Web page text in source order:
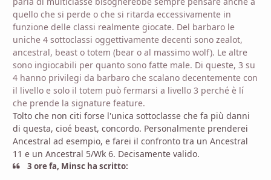
quello che si perde o che si ritarda eccessivamente in
funzione delle classi realmente giocate. Del barbaro le
uniche 4 sottoclassi oggettivamente decenti sono zealot,
ancestral, beast o totem (bear o al massimo wolf). Le altre
sono ingiocabili per quanto sono fatte male. Di queste, 3 su
4 hanno privilegi da barbaro che scalano decentemente con
il livello e solo il totem può fermarsi a livello 3 perché è lí
che prende la signature feature.
Tolto che non citi forse l'unica sottoclasse che fa più danni
di questa, cioé beast, concordo. Personalmente prenderei
Ancestral ad esempio, e farei il confronto tra un Ancestral
11 e un Ancestral 5/Wk 6. Decisamente valido.
3 ore fa, Minsc ha scritto: